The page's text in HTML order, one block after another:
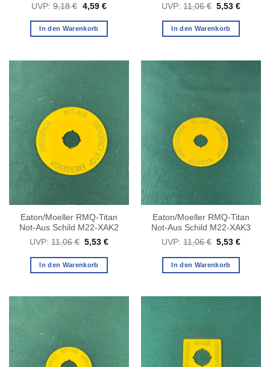
UVP: 9,18€ Ursprünglicher
Preis
war:
9,18 €
4,59 €Aktueller
ist:
In den Warenkorb
UVP: 11,06€
Preis
war:
11,06 €
5,53€
In den Warenkorb
Eaton/Moeller RMQ-Titan
Not-Aus Schild M22-XAK2
UVP: 11,06€ Ursprünglicher
war:
11,06 €
5,53€Aktueller
In den Warenkorb
Eaton/Moeller RMQ-Titan
Not-Aus Schild M22-XAK3
UVP: 11,06€
war:
11,06 €
5,53€
In den Warenkorb